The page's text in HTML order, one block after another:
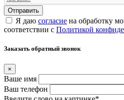
Я даю согласие на обработку
соответствии с Политикой
Заказать обратный звонок
×
Ваше имя
Ваш телефон